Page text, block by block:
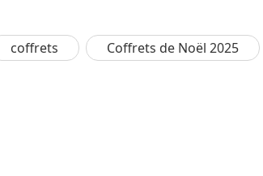
coffrets Coffrets de Noël 2025